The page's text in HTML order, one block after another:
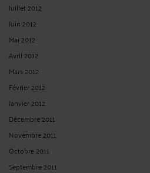
Juillet 2012
Juin 2012
Mai 2012
Avril 2012
Mars 2012
Février 2012
Janvier 2012
Décembre 2011
Novembre 2011
Octobre 2011
Septembre 2011